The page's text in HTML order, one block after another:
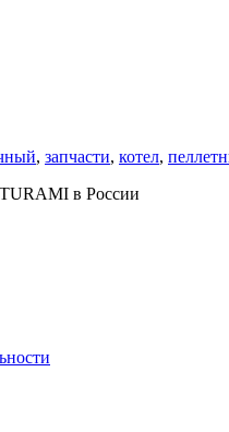
, запчасти, котел,
в России